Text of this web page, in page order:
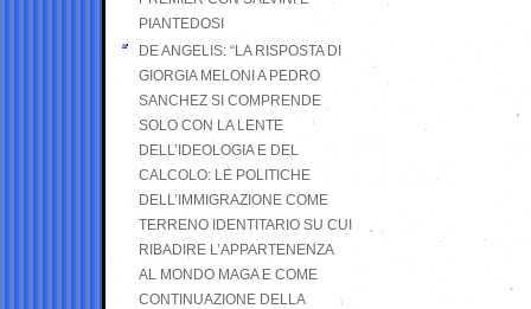
PIANTEDOSI
DE ANGELIS: “LA RISPOSTA DI
GIORGIA MELONI A PEDRO
SANCHEZ SI COMPRENDE
SOLO CON LA LENTE
DELL’IDEOLOGIA E DEL
CALCOLO: LE POLITICHE
DELL’IMMIGRAZIONE COME
TERRENO IDENTITARIO SU CUI
RIBADIRE L’APPARTENENZA
AL MONDO MAGA E COME
CONTINUAZIONE DELLA